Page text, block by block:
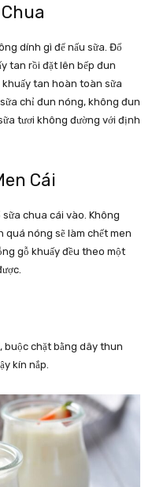
dính gì để nấu sữa. Đổ
tan rồi đặt lên bếp đun
khuấy tan hoàn toàn sữa
chỉ đun nóng, không đun
tươi không đường với định
Cái
chua cái vào. Không
quá nóng sẽ làm chết men
gỗ khuấy đều theo một
buộc chặt bằng dây thun
kín nắp.